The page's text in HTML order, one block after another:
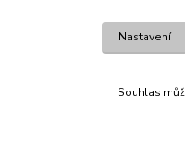
RAK 22.6. - 22.7.
LEV 23.7. - 22.8.
Nastavení
Souhlas